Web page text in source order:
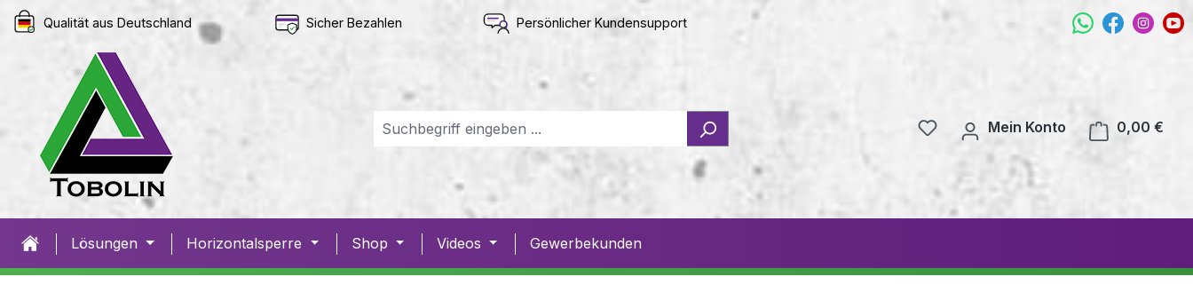
Zur Hauptnavigation springen
Qualität aus Deutschland Sicher Bezahlen Persönlicher Kundensupport
Mein Konto 0,00 €
Lösungen Horizontalsperre Shop Videos Gewerbekunden